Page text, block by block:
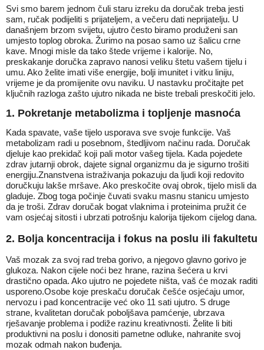
Svi smo barem jednom čuli staru izreku da doručak treba jesti
sam, ručak podijeliti s prijateljem, a večeru dati neprijatelju. U
današnjem brzom svijetu, ujutro često biramo produženi san
umjesto toplog obroka. Žurimo na posao samo uz šalicu crne
kave. Mnogi misle da tako štede vrijeme i kalorije. No,
preskakanje doručka zapravo nanosi veliku štetu vašem tijelu i
umu. Ako želite imati više energije, bolji imunitet i vitku liniju,
vrijeme je da promijenite ovu naviku. U nastavku pročitajte pet
ključnih razloga zašto ujutro nikada ne biste trebali preskočiti jelo.
1. Pokretanje metabolizma i topljenje masnoća
Kada spavate, vaše tijelo usporava sve svoje funkcije. Vaš
metabolizam radi u posebnom, štedljivom načinu rada. Doručak
djeluje kao prekidač koji pali motor vašeg tijela. Kada pojedete
zdrav jutarnji obrok, dajete signal organizmu da je sigurno trošiti
energiju.Znanstvena istraživanja pokazuju da ljudi koji redovito
doručkuju lakše mršave. Ako preskočite ovaj obrok, tijelo misli da
gladuje. Zbog toga počinje čuvati svaku masnu stanicu umjesto
da je troši. Zdrav doručak bogat vlaknima i proteinima pružit će
vam osjećaj sitosti i ubrzati potrošnju kalorija tijekom cijelog dana.
2. Bolja koncentracija i fokus na poslu ili fakultetu
Vaš mozak za svoj rad treba gorivo, a njegovo glavno gorivo je
glukoza. Nakon cijele noći bez hrane, razina šećera u krvi
drastično opada. Ako ujutro ne pojedete ništa, vaš će mozak raditi
usporeno.Osobe koje preskaču doručak češće osjećaju umor,
nervozu i pad koncentracije već oko 11 sati ujutro. S druge
strane, kvalitetan doručak poboljšava pamćenje, ubrzava
rješavanje problema i podiže razinu kreativnosti. Želite li biti
produktivni na poslu i donositi pametne odluke, nahranite svoj
mozak odmah nakon buđenja.